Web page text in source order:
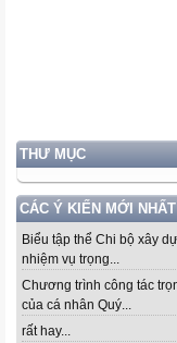
THƯ MỤC
CÁC Ý KIẾN MỚI NHẤT
Biểu tập thể Chi bộ xây
nhiệm vụ trọng...
Chương trình công tác
của cá nhân Quý...
rất hay...